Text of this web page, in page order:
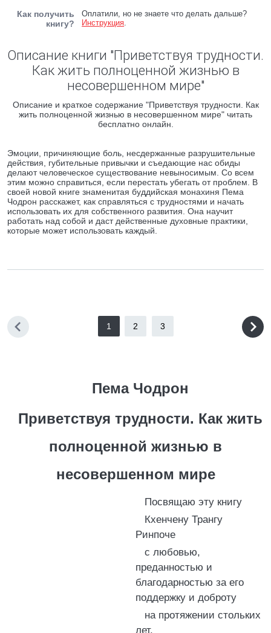
Как получить
книгу?
Оплатили, но не знаете что делать дальше?
Инструкция.
Описание книги "Приветствуя трудности.
Как жить полноценной жизнью в
несовершенном мире"
Описание и краткое содержание "Приветствуя трудности. Как
жить полноценной жизнью в несовершенном мире" читать
бесплатно онлайн.
Эмоции, причиняющие боль, несдержанные разрушительные
действия, губительные привычки и съедающие нас обиды
делают человеческое существование невыносимым. Со всем
этим можно справиться, если перестать убегать от проблем. В
своей новой книге знаменитая буддийская монахиня Пема
Чодрон расскажет, как справляться с трудностями и начать
использовать их для собственного развития. Она научит
работать над собой и даст действенные духовные практики,
которые может использовать каждый.
1 2 3
Пема Чодрон
Приветствуя трудности. Как жить
полноценной жизнью в
несовершенном мире
Посвящаю эту книгу
Кхенчену Трангу
Ринпоче
с любовью,
преданностью и
благодарностью за его
поддержку и доброту
на протяжении стольких
лет.